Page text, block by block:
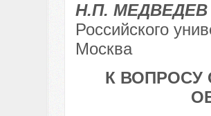
Н.П. МЕДВЕДЕВ
Российского
Москва
К ВОПРОСУ